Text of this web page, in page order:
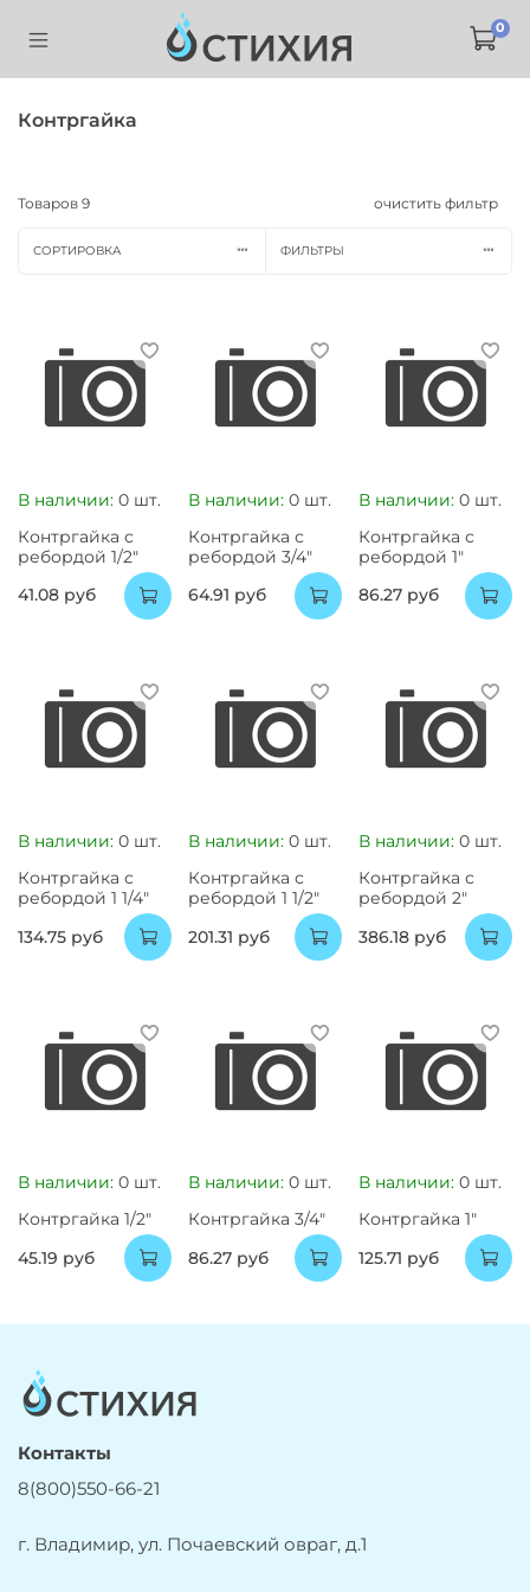
0
Контргайка
Товаров 9 очистить фильтр
СОРТИРОВКА ФИЛЬТРЫ
В наличии: 0 шт.
Контргайка с
ребордой 1/2"
41.08 руб
В наличии: 0 шт.
Контргайка с
ребордой 3/4"
64.91 руб
В наличии: 0 шт.
Контргайка с
ребордой 1"
86.27 руб
В наличии: 0 шт.
Контргайка с
ребордой 1 1/4"
134.75 руб
В наличии: 0 шт.
Контргайка с
ребордой 1 1/2"
201.31 руб
В наличии: 0 шт.
Контргайка с
ребордой 2"
386.18 руб
В наличии: 0 шт.
Контргайка 1/2"
45.19 руб
В наличии: 0 шт.
Контргайка 3/4"
86.27 руб
В наличии: 0 шт.
Контргайка 1"
125.71 руб
Контакты
8(800)550-66-21
г. Владимир, ул. Почаевский овраг, д.1